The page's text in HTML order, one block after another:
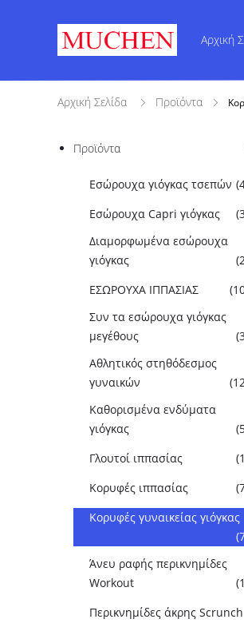
Αρχική
Αρχική Σελίδα Προϊόντα
Προϊόντα
Εσώρουχα γιόγκας τσεπών
Εσώρουχα Capri γιόγκας
Διαμορφωμένα εσώρουχα
γιόγκας
ΕΣΩΡΟΥΧΑ ΙΠΠΑΣΙΑΣ
Συν τα εσώρουχα γιόγκας
μεγέθους
Αθλητικός στηθόδεσμος
γυναικών
Καθορισμένα ενδύματα
γιόγκας
Γλουτοί ιππασίας
Κορυφές ιππασίας
Κορυφές γυναικείας γιόγκας
Άνευ ραφής περικνημίδες
Workout
Περικνημίδες άκρης Scrunch